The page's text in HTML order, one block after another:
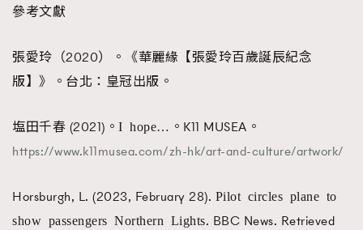
參考文獻
張愛玲（2020）。《華麗緣【張愛玲百歲誕辰紀念
版】》。台北：皇冠出版。
塩田千春 (2021)。 I hope…
。K11 MUSEA。
https://www.k11musea.com/zh-hk/art-and-culture/artwork/
Horsburgh, L. (2023, February 28). Pilot circles plane to
show passengers Northern Lights. BBC News. Retrieved